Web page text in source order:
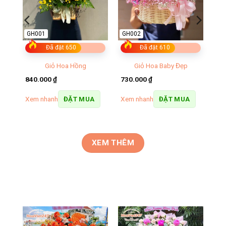
Đã đặt 650
GH001
Giỏ Hoa Hồng
840.000₫
Xem nhanh ĐẶT MUA
Đã đặt 610
GH002
Giỏ Hoa Baby Đẹp
730.000₫
Xem nhanh ĐẶT MUA
XEM THÊM